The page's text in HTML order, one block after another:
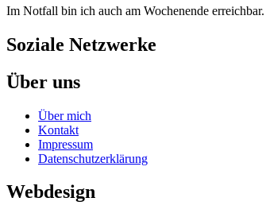
Im Notfall bin ich auch am Wochenende
Soziale Netzwerke
Über uns
Über mich
Kontakt
Impressum
Datenschutzerklärung
Webdesign